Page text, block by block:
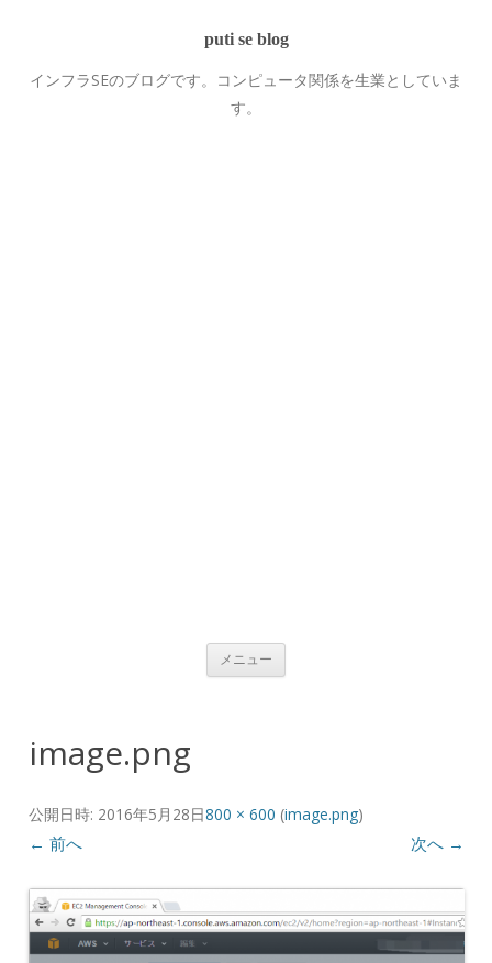
puti se blog
インフラSEのブログです。コンピュータ関係を生業としていま
す。
メニュー コンテンツへ移動
image.png
公開日時: 2016年5月28日800 × 600 (image.png)
← 前へ 次へ →